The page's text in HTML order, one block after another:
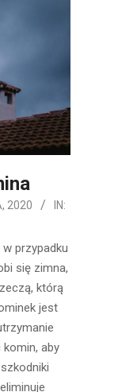
2020
IN:
przypadku
się zimna,
którą
jest
aby